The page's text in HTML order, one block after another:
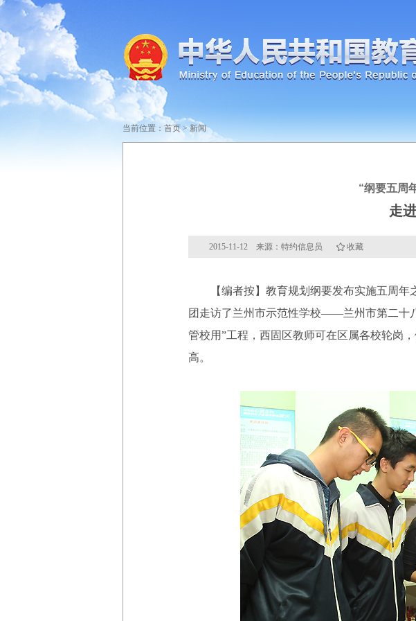
当前位置： 首页>新闻
“纲要五周
走
2015-11-12 来源：特约信息员 收藏
【编者按】教育规划纲要发布实施五周年
团走访了兰州市示范性学校——兰州市第二十
管校用”工程，西固区教师可在区属各校轮岗
高。